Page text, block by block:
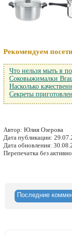
Рекомендуем
Что нельзя мыть в
Соковыжималки
Насколько
Секреты
Автор: Юлия Озерова
Дата публикации:
Дата обновления:
Перепечатка без
Последние